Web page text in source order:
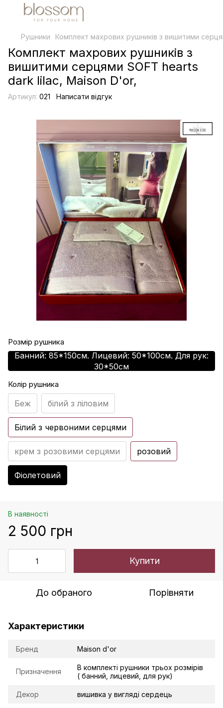
Рушники Комплект махрових рушників з вишитими
Комплект махрових рушників з
вишитими серцями SOFT hearts
dark lilac, Maison D'or,
Артикул: 021 Написати відгук
Розмір рушника
Банний: 85*150см. Лицевий: 50*100см. Для рук:
30*50см
Колір рушника
Беж білий з ліловим
Білий з червоними серцями
крем з розовими серцями розовий
Фіолетовий
В наявності
2 500 грн
Купити
До обраного Порівняти
Характеристики
Бренд Maison d'or
Призначення
В комплекті рушники трьох розмірів
( банний, лицевий, для рук)
Декор вишивка у вигляді сердець